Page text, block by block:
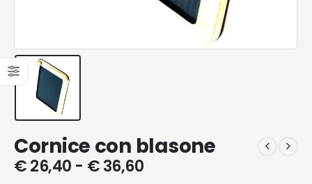
Cornice con blasone
€26,40 - €36,60